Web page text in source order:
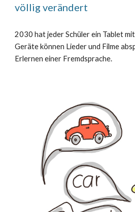
völlig verändert
2030 hat jeder Schüler ein Tablet
Geräte können Lieder und Filme
Erlernen einer Fremdsprache.